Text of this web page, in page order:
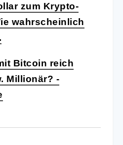
zum Krypto-
wahrscheinlich
Bitcoin reich
Millionär? -